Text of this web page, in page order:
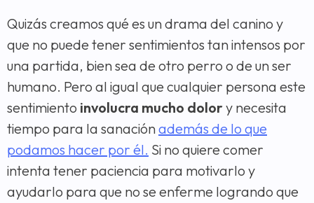
Quizás creamos qué es un drama del canino y
que no puede tener sentimientos tan intensos por
una partida, bien sea de otro perro o de un ser
humano. Pero al igual que cualquier persona este
sentimiento involucra mucho dolory necesita
tiempo para la sanaciónademás de lo que
podamos hacer por él. Si no quiere comer
intenta tener paciencia para motivarlo y
ayudarlo para que no se enferme logrando que